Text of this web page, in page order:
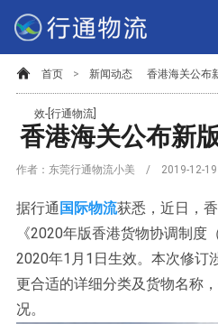
首页 > 新闻动态 香港海关公布
效-[行通物流]
作者：东莞行通物流小美 / 2019-12-
据行通 国际物流获悉，近日，
《2020年版香港货物协调制度
2020年1月1日生效。本次修订
更合适的详细分类及货物名称
况。